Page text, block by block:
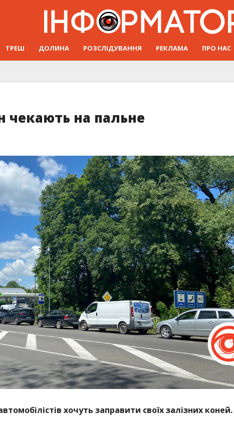
ТРЕШ ДОЛИНА РОЗСЛІДУВАННЯ РЕКЛАМА ПРО НАС
чекають на пальне
хочуть заправити своїх залізних коней.